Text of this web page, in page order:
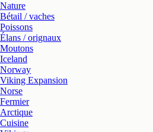
Nature
Bétail / vaches
Poissons
Élans / orignaux
Moutons
Iceland
Norway
Viking Expansion
Norse
Fermier
Arctique
Cuisine